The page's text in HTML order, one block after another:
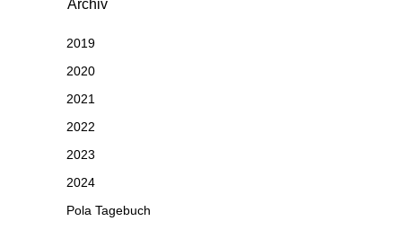
Archiv
2019
2020
2021
2022
2023
2024
Pola Tagebuch